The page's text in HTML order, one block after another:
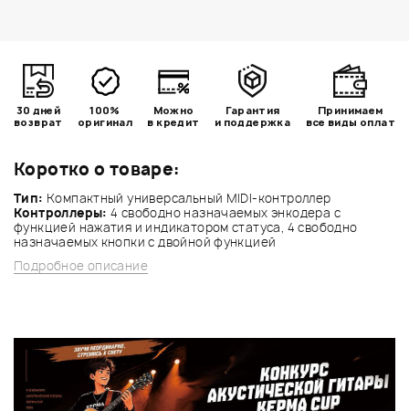
Коротко о товаре:
Тип: Компактный универсальный MIDI-контроллер
Контроллеры: 4 свободно назначаемых энкодера с
функцией нажатия и индикатором статуса, 4 свободно
назначаемых кнопки с двойной функцией
Подробное описание
30 дней
возврат
100%
оригинал
Можно
в кредит
Гарантия
и поддержка
Принимаем
все виды оплат